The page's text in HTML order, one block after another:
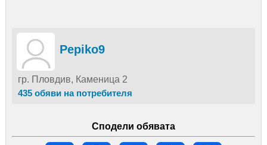
Pepiko9
гр. Пловдив, Каменица 2
435 обяви на потребителя
Сподели обявата